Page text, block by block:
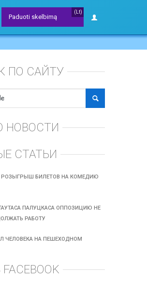
(Lt)
Paduoti skelbimą
ПО САЙТУ
НОВОСТИ
СТАТЬИ
РОЗЫГРЫШ БИЛЕТОВ НА КОМЕДИЮ
ПАЛУЦКАСА ОППОЗИЦИЮ НЕ
РАБОТУ
ЧЕЛОВЕКА НА ПЕШЕХОДНОМ